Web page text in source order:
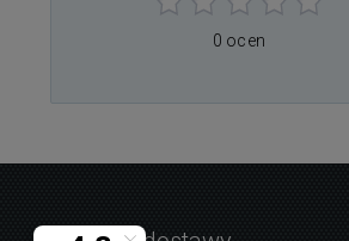
0 ocen